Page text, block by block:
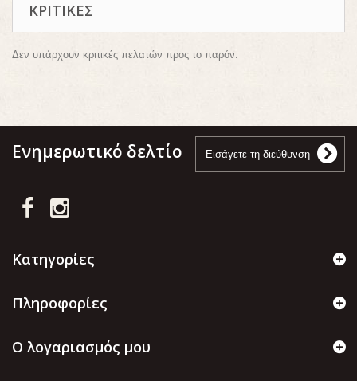
ΚΡΙΤΙΚΈΣ
Δεν υπάρχουν κριτικές πελατών προς το παρόν.
Ενημερωτικό δελτίο
Κατηγορίες
Πληροφορίες
Ο λογαριασμός μου